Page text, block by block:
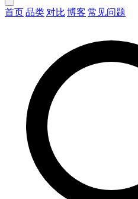
首页品类对比 博客 常见问题